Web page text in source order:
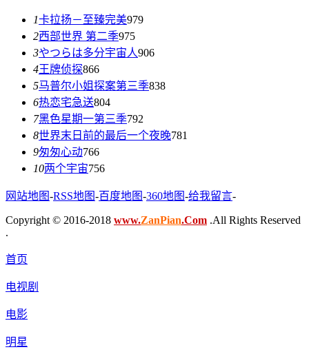
1卡拉扬－至臻完美979
2西部世界 第二季975
3やつらは多分宇宙人906
4王牌侦探866
5马普尔小姐探案第三季838
6热恋宅急送804
7黑色星期一第三季792
8世界末日前的最后一个夜晚781
9匆匆心动766
10两个宇宙756
网站地图-RSS地图-百度地图-360地图-给我留言-
Copyright © 2016-2018 www.ZanPian.Com .All Rights Reserved
.
首页
电视剧
电影
明星